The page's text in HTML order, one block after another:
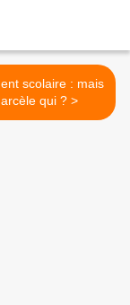
scolaire : mais
qui harcèle qui ? >